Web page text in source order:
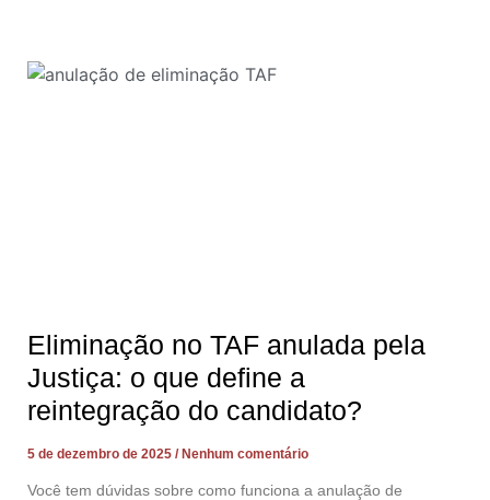
Eliminação no TAF anulada pela
Justiça: o que define a
reintegração do candidato?
5 de dezembro de 2025 Nenhum comentário
Você tem dúvidas sobre como funciona a anulação de